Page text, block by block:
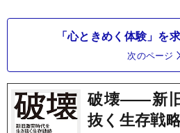
「心ときめく体験」を
次のページ
破壊――新
抜く生存戦